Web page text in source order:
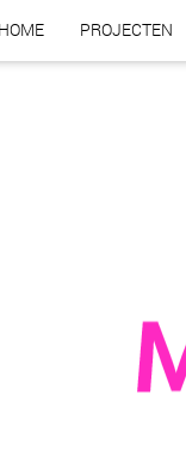
HOME PROJECTEN